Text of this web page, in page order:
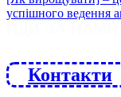
Контакти